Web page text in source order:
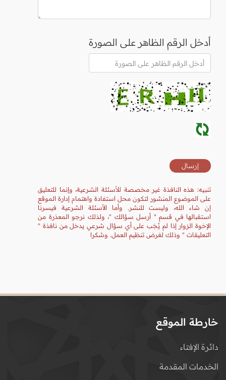
أدخل الرقم الظاهر على الصورة
تنبيه: هذه النافذة غير مخصصة للأسئلة الشرعية، وإنما للتعليق
على الموضوع المنشور لتكون محل استفادة واهتمام إدارة الموقع
إن شاء الله، وليست للنشر. وأما الأسئلة الشرعية فيسرنا
استقبالها في قسم " أرسل سؤالك "، ولذلك نرجو المعذرة من
الإخوة الزوار إذا لم يُجَب على أي سؤال شرعي يدخل من نافذة "
التعليقات " وذلك لغرض تنظيم العمل. وشكرا
خارطة الموقع
دائرة الإفتاء
الخدمات المقدمة